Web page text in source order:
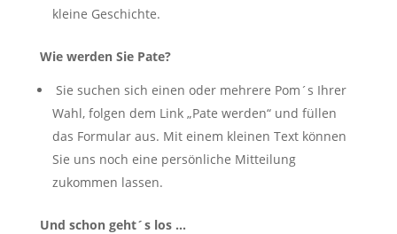
kleine Geschichte.
Wie werden Sie Pate?
Sie suchen sich einen oder mehrere Pom´s Ihrer
Wahl, folgen dem Link „Pate werden“ und füllen
das Formular aus. Mit einem kleinen Text können
Sie uns noch eine persönliche Mitteilung
zukommen lassen.
Und schon geht´s los …